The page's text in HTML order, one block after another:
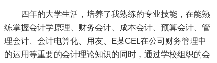
四年的大学生活，培养了我熟练的专业技能，在能熟
练掌握会计学原理、财务会计、成本会计、预算会计、管
理会计、会计电算化、用友、E某CEL在公司财务管理中
的运用等重要的会计理论知识的同时，通过学校组织的会